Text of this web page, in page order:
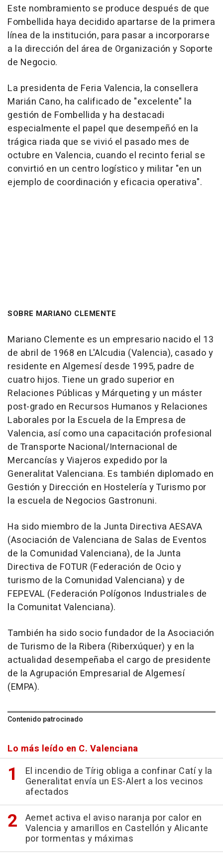
Este nombramiento se produce después de que
Fombellida haya decidido apartarse de la primera
línea de la institución, para pasar a incorporarse
a la dirección del área de Organización y Soporte
de Negocio.
La presidenta de Feria Valencia, la consellera
Marián Cano, ha calificado de "excelente" la
gestión de Fombellida y ha destacadi
especialmente el papel que desempeñó en la
trágica riada que se vivió el pasado mes de
octubre en Valencia, cuando el recinto ferial se
convirtió en un centro logístico y militar "en un
ejemplo de coordinación y eficacia operativa".
SOBRE MARIANO CLEMENTE
Mariano Clemente es un empresario nacido el 13
de abril de 1968 en L'Alcudia (Valencia), casado y
residente en Algemesí desde 1995, padre de
cuatro hijos. Tiene un grado superior en
Relaciones Públicas y Márqueting y un máster
post-grado en Recursos Humanos y Relaciones
Laborales por la Escuela de la Empresa de
Valencia, así como una capacitación profesional
de Transporte Nacional/Internacional de
Mercancías y Viajeros expedido por la
Generalitat Valenciana. Es también diplomado en
Gestión y Dirección en Hostelería y Turismo por
la escuela de Negocios Gastronuni.
Ha sido miembro de la Junta Directiva AESAVA
(Asociación de Valenciana de Salas de Eventos
de la Comunidad Valenciana), de la Junta
Directiva de FOTUR (Federación de Ocio y
turismo de la Comunidad Valenciana) y de
FEPEVAL (Federación Polígonos Industriales de
la Comunitat Valenciana).
También ha sido socio fundador de la Asociación
de Turismo de la Ribera (Riberxúquer) y en la
actualidad desempeñaba el cargo de presidente
de la Agrupación Empresarial de Algemesí
(EMPA).
Contenido patrocinado
Lo más leído en C. Valenciana
El incendio de Tírig obliga a confinar Catí y la
Generalitat envía un ES-Alert a los vecinos
afectados
Aemet activa el aviso naranja por calor en
Valencia y amarillos en Castellón y Alicante
por tormentas y máximas